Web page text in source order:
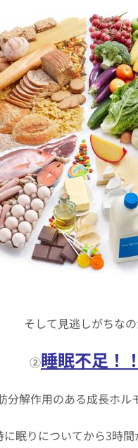
そして見逃しがちな
②睡眠不足！！
分解作用のある成長ホル
に眠りについてから3時間